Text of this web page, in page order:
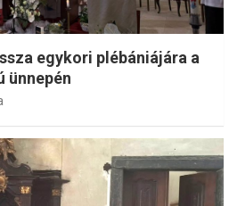
egykori plébániájára a
ünnepén